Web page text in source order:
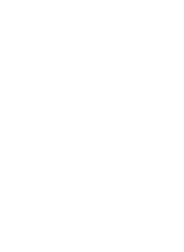
মিশর কোচ কেন 'এক্স' চিহ্ন